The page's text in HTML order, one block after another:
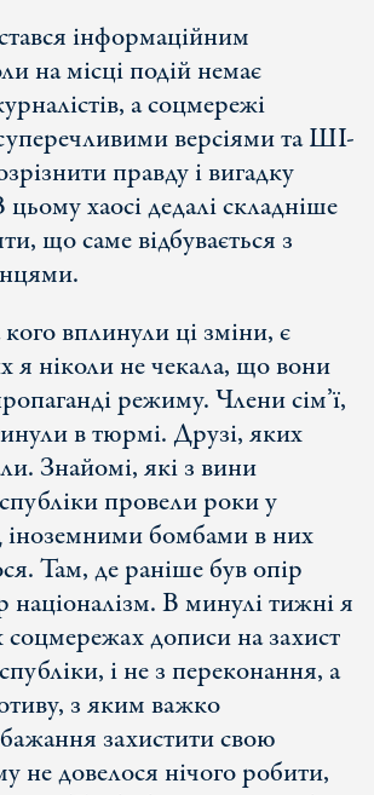
інформаційним
на місці подій немає
а соцмережі
версіями та ШІ-
правду і вигадку
хаосі дедалі складніше
що саме відбувається з
вплинули ці зміни, є
я ніколи не чекала, що вони
режиму. Члени сім’ї,
в тюрмі. Друзі, яких
Знайомі, які з вини
провели роки у
іноземними бомбами в них
Там, де раніше був опір
націоналізм. В минулі тижні я
соцмережах дописи на захист
і не з переконання, а
з яким важко
захистити свою
не довелося нічого робити,